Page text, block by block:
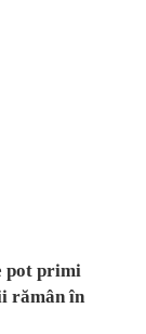
pot primi
rămân în